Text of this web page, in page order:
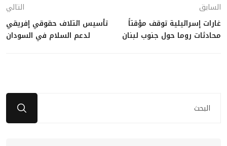
السابق
غارات إسرائيلية توقف مؤقتاً
محادثات روما حول جنوب لبنان
التالي
تأسيس ائتلاف حقوقي إفريقي
لدعم السلام في السودان